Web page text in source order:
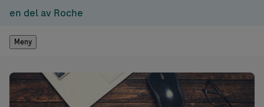
en del av Roche
Meny